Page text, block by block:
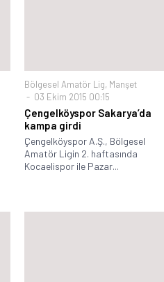
Bölgesel Amatör Lig, Manşet
03 Ekim 2015 00:15
Çengelköyspor Sakarya’da
kampa girdi
Çengelköyspor A.Ş., Bölgesel
Amatör Ligin 2. haftasında
Kocaelispor ile Pazar...